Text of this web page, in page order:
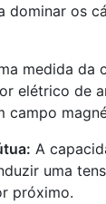
dominar os
medida da
elétrico de
campo
A
uma
próximo.